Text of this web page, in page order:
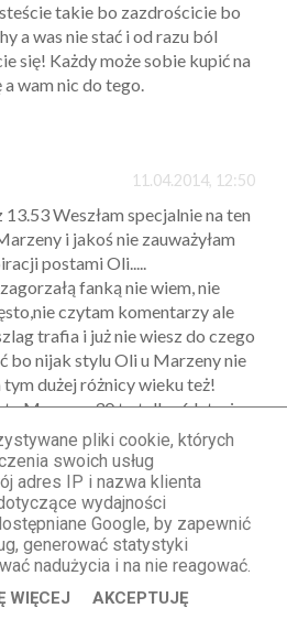
takie bo zazdrościcie bo
a was nie stać i od razu ból
się! Każdy może sobie kupić na
wam nic do tego.
11.04.2014, 12:50
13.53 Weszłam specjalnie na ten
i jakoś nie zauważyłam
postami Oli.....
fanką nie wiem, nie
czytam komentarzy ale
trafia i już nie wiesz do czego
bo nijak stylu Oli u Marzeny nie
tym dużej różnicy wieku też!
30 to tylko 6 lat wiec
jeśli coś ,,zgapia,, to jak
zdjęcia nie jest w tym
Więc daj sobie na
jad który wypluwasz pewnego
zatruć.Poza tym wieź miej
nie jako anonim......
ktoś wejdzie na twojego bloga
i będzie oceniał jak ty
pliki cookie, których
swoich usług
adres IP i nazwa klienta
wydajności
Google, by zapewnić
generować statystyki
nadużycia i na nie reagować.
WIĘCEJ AKCEPTUJĘ